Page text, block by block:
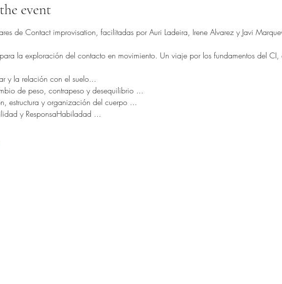
event
de Contact improvisation, facilitadas por Auri Ladeira, Irene Alvarez y Javi
la exploración del contacto en movimiento. Un viaje por los fundamentos del
y la relación con el suelo...
de peso, contrapeso y desequilibrio ...
estructura y organización del cuerpo ...
y ResponsaHabiladad ...